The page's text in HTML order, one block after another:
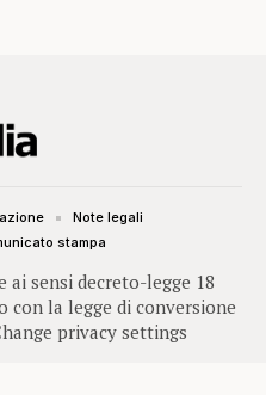
sensi decreto-legge 18
con la legge di conversione
privacy settings
Note legali
stampa